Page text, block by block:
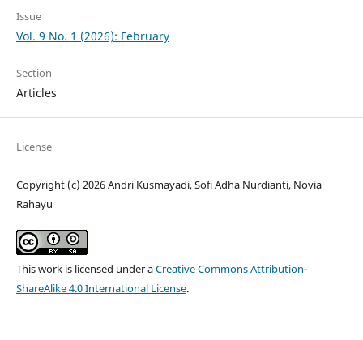
Issue
Vol. 9 No. 1 (2026): February
Section
Articles
License
Copyright (c) 2026 Andri Kusmayadi, Sofi Adha Nurdianti, Novia
Rahayu
This work is licensed under aCreative Commons Attribution-
ShareAlike 4.0 International License.